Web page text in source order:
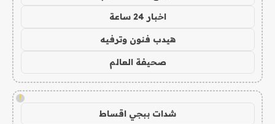
اخبار 24 ساعة
هيدب فنون وترفيه
صحيفة العالم
!
شدات ببجي اقساط